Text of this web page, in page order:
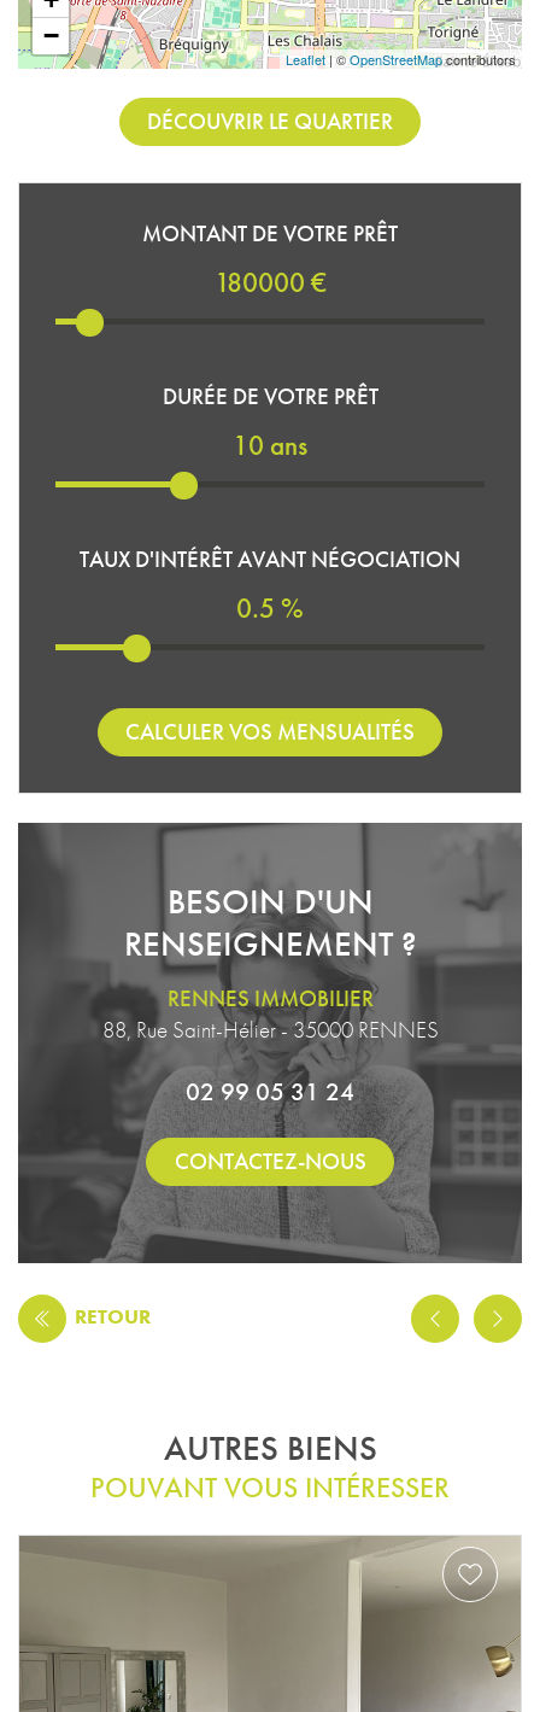
−
Leaflet| ©OpenStreetMapcontributors
DÉCOUVRIR LE QUARTIER
MONTANT DE VOTRE PRÊT
180000 €
DURÉE DE VOTRE PRÊT
10 ans
TAUX D'INTÉRÊT AVANT NÉGOCIATION
0.5 %
CALCULER VOS MENSUALITÉS
BESOIN D'UN
RENSEIGNEMENT ?
RENNES IMMOBILIER
88, Rue Saint-Hélier - 35000 RENNES
02 99 05 31 24
CONTACTEZ-NOUS
RETOUR
AUTRES BIENS
POUVANT VOUS INTÉRESSER